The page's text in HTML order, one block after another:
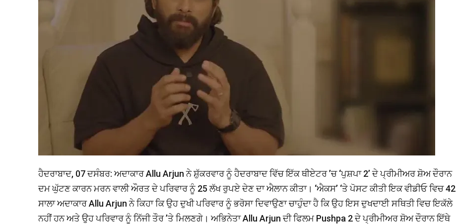
ਹੈਦਰਾਬਾਦ, 07 ਦਸੰਬਰ: ਅਦਾਕਾਰ Allu Arjun ਨੇ ਸ਼ੁੱਕਰਵਾਰ ਨੂੰ ਹੈਦਰਾਬਾਦ ਵਿੱਚ ਇੱਕ ਥੀਏਟਰ ’ਚ ‘ਪੁਸ਼ਪਾ 2’ ਦੇ ਪ੍ਰੀਮੀਅਰ ਸ਼ੋਅ ਦੌਰਾਨ
ਦਮ ਘੁੱਟਣ ਕਾਰਨ ਮਰਨ ਵਾਲੀ ਔਰਤ ਦੇ ਪਰਿਵਾਰ ਨੂੰ 25 ਲੱਖ ਰੁਪਏ ਦੇਣ ਦਾ ਐਲਾਨ ਕੀਤਾ। ‘ਐਕਸ’ ‘ਤੇ ਪੋਸਟ ਕੀਤੀ ਇਕ ਵੀਡੀਓ ਵਿਚ 42
ਸਾਲਾ ਅਦਾਕਾਰ Allu Arjun ਨੇ ਕਿਹਾ ਕਿ ਉਹ ਦੁਖੀ ਪਰਿਵਾਰ ਨੂੰ ਭਰੋਸਾ ਦਿਵਾਉਣਾ ਚਾਹੁੰਦਾ ਹੈ ਕਿ ਉਹ ਇਸ ਦੁਖਦਾਈ ਸਥਿਤੀ ਵਿਚ ਇਕੱਲੇ
ਨਹੀਂ ਹਨ ਅਤੇ ਉਹ ਪਰਿਵਾਰ ਨੂੰ ਨਿੱਜੀ ਤੌਰ ’ਤੇ ਮਿਲਣਗੇ। ਅਭਿਨੇਤਾ Allu Arjun ਦੀ ਫਿਲਮ Pushpa 2 ਦੇ ਪ੍ਰੀਮੀਅਰ ਸ਼ੋਅ ਦੌਰਾਨ ਇੱਥੇ